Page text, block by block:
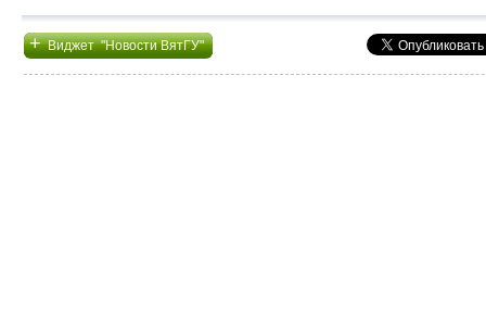
+Виджет "Новости ВятГУ"